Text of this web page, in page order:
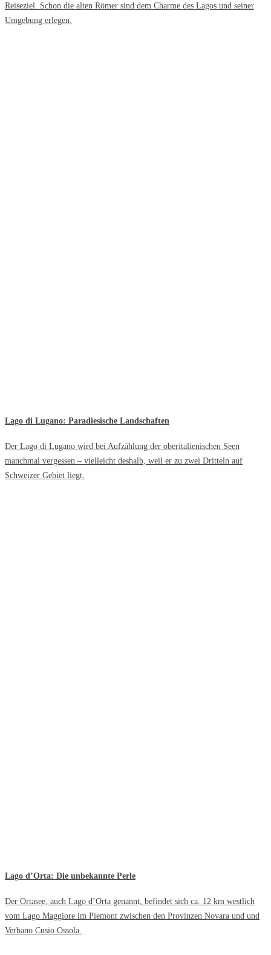
Reiseziel. Schon die alten Römer sind dem Charme des Lagos und seiner
Umgebung erlegen.
Lago di Lugano: Paradiesische Landschaften
Der Lago di Lugano wird bei Aufzählung der oberitalienischen Seen
manchmal vergessen – vielleicht deshalb, weil er zu zwei Dritteln auf
Schweizer Gebiet liegt.
Lago d’Orta: Die unbekannte Perle
Der Ortasee, auch Lago d’Orta genannt, befindet sich ca. 12 km westlich
vom Lago Maggiore im Piemont zwischen den Provinzen Novara und und
Verbano Cusio Ossola.